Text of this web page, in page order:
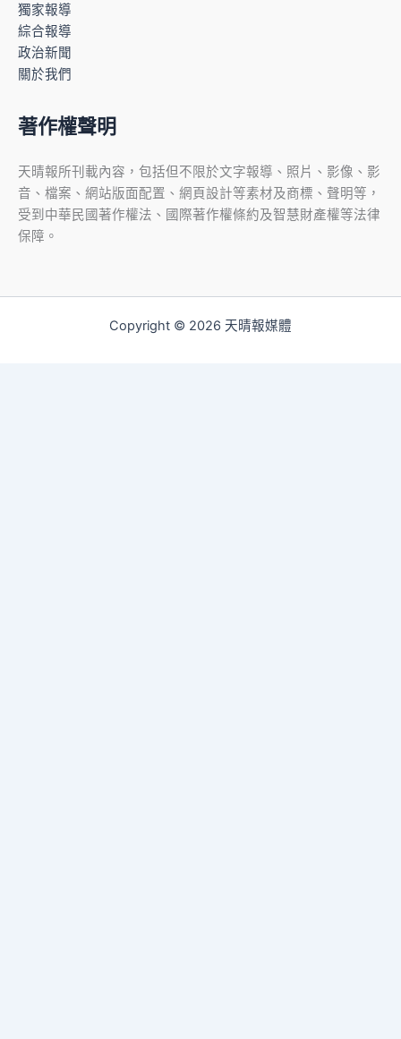
獨家報導
綜合報導
政治新聞
關於我們
著作權聲明
天晴報所刊載內容，包括但不限於文字報導、照片、影像、影
音、檔案、網站版面配置、網頁設計等素材及商標、聲明等，
受到中華民國著作權法、國際著作權條約及智慧財產權等法律
保障。
Copyright © 2026 天晴報媒體